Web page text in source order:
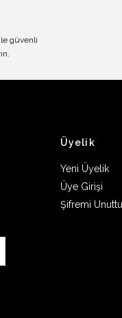
güvenli
Üyelik
Yeni Üyelik
Üye Girişi
Şifremi